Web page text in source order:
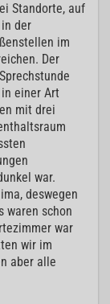
Standorte, auf
der
im
Der
einer Art
mit drei
war.
deswegen
waren schon
war
wir im
aber alle